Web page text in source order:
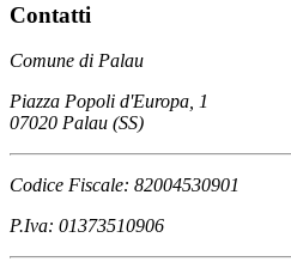
Contatti
Comune di Palau
Piazza Popoli d'Europa, 1
07020 Palau (SS)
Codice Fiscale: 82004530901
P.Iva: 01373510906